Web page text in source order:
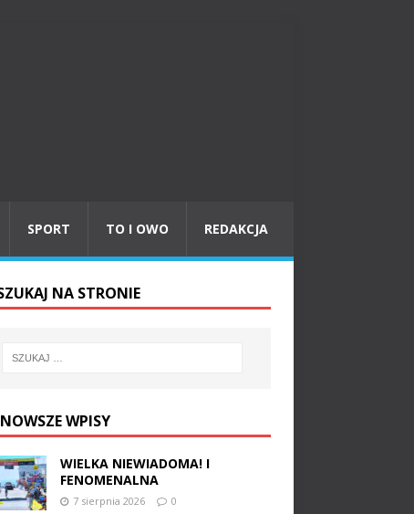
SPORT TO I OWO REDAKCJA
NA STRONIE
WPISY
WIELKA NIEWIADOMA! I
FENOMENALNA
7 sierpnia 2026 0